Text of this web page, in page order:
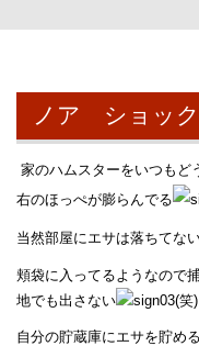
ノア ショッ
家のハムスターをいつもど
右のほっぺが膨らんでる
当然部屋にエサは落ちてな
頬袋に入ってるようなので
地でも出さない
(笑)
自分の貯蔵庫にエサを貯め